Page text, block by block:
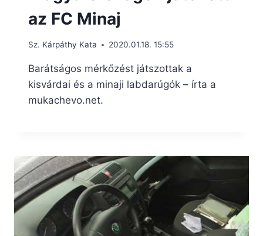
az FC Minaj
Sz. Kárpáthy Kata 2020.01.18. 15:55
Barátságos mérkőzést játszottak a
kisvárdai és a minaji labdarúgók – írta a
mukachevo.net.